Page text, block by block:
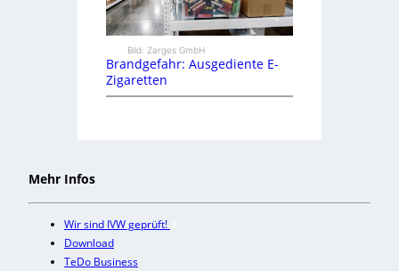
Bild: Zarges GmbH
Brandgefahr: Ausgediente E-
Zigaretten
Mehr Infos
Wir sind IVW geprüft!
Download
TeDo Business